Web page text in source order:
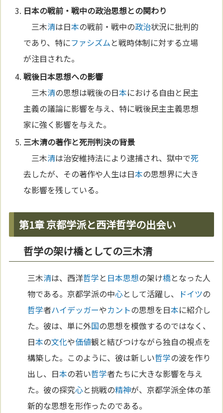
日本の戦前・戦中の政治思想との関わり
三木清は日本の戦前・戦中の政治状況に批判的
であり、特にファシズムと戦時体制に対する立場
が注目された。
戦後日本思想への影響
三木清の思想は戦後の日本における自由と民主
主義の議論に影響を与え、特に戦後民主主義思想
家に強く影響を与えた。
三木清の著作と死刑判決の背景
三木清は治安維持法により逮捕され、獄中で死
去したが、その著作や人生は日本の思想界に大き
な影響を残している。
第1章 京都学派と西洋哲学の出会い
哲学の架け橋としての三木清
三木清は、西洋哲学と 日本思想の架け橋となった人
物である。京都学派の中心として活躍し、 ドイツの
哲学者ハイデッガーやカントの思想を日本に紹介し
た。彼は、単に外国の思想を模倣するのではなく、
日本の文化や価値観と結びつけながら独自の視点を
構築した。このように、彼は新しい哲学の波を作り
出し、日本の若い哲学者たちに大きな影響を与え
た。彼の探究心と挑戦の精神が、京都学派全体の革
新的な思想を形作ったのである。